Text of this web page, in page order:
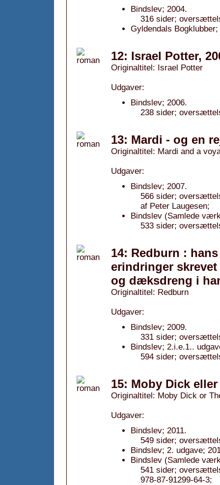
Bindslev; 2004.
316 sider;
Gyldendals
12: Israel Potter,
Originaltitel: Israel Potter
Udgaver:
Bindslev; 2006.
238 sider;
13: Mardi - og en
Originaltitel: Mardi and a
Udgaver:
Bindslev; 2007.
566 sider;
af Peter Laugesen;
Bindslev (Samlede
533 sider;
14: Redburn :
erindringer
og dæksdreng i
Originaltitel: Redburn
Udgaver:
Bindslev; 2009.
331 sider;
Bindslev; 2.i.e.1..
594 sider;
15: Moby Dick eller
Originaltitel: Moby Dick or
Udgaver:
Bindslev; 2011.
549 sider;
Bindslev; 2. udgave;
Bindslev (Samlede
541 sider;
978-87-91299-64-3;